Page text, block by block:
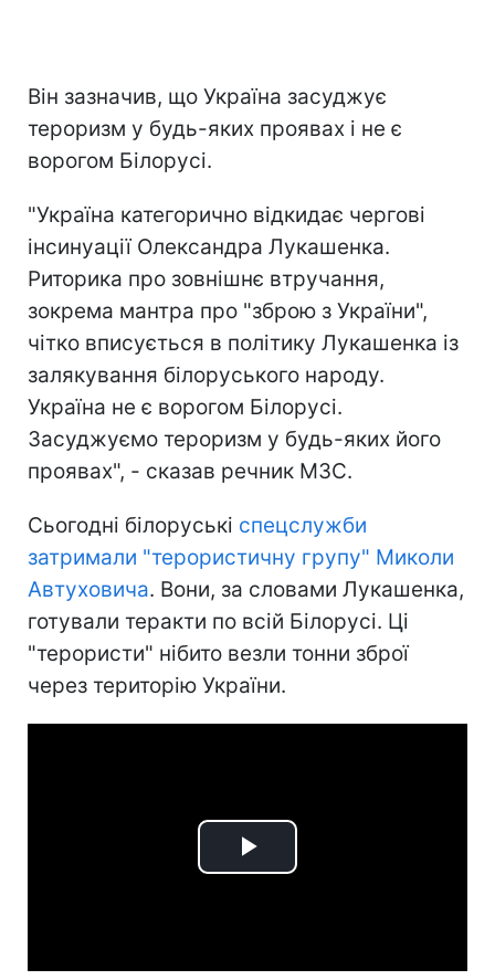
Він зазначив, що Україна засуджує
тероризм у будь-яких проявах і не є
ворогом Білорусі.
"Україна категорично відкидає чергові
інсинуації Олександра Лукашенка.
Риторика про зовнішнє втручання,
зокрема мантра про "зброю з України",
чітко вписується в політику Лукашенка із
залякування білоруського народу.
Україна не є ворогом Білорусі.
Засуджуємо тероризм у будь-яких його
проявах", - сказав речник МЗС.
Сьогодні білоруські спецслужби
затримали "терористичну групу" Миколи
Автуховича. Вони, за словами Лукашенка,
готували теракти по всій Білорусі. Ці
"терористи" нібито везли тонни зброї
через територію України.
Play